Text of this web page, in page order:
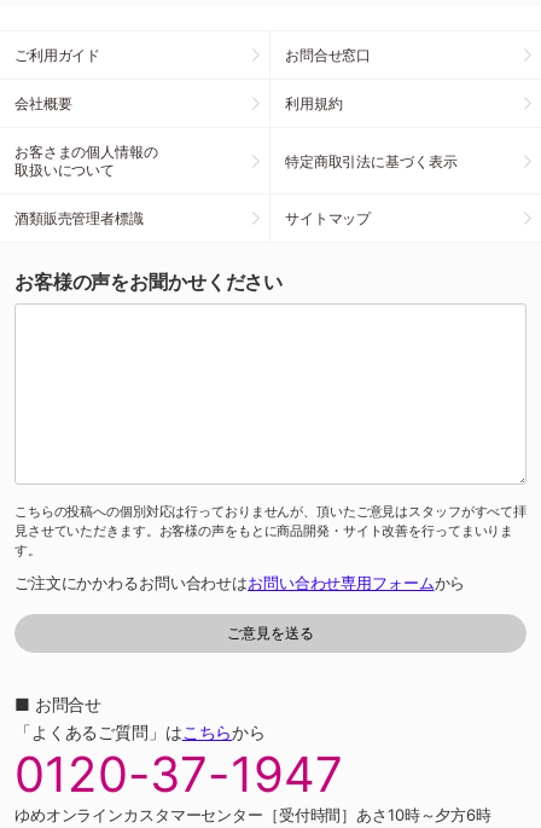
ご利用ガイド お問合せ窓口
会社概要 利用規約
お客さまの個人情報の
取扱いについて
特定商取引法に基づく表示
酒類販売管理者標識 サイトマップ
お客様の声をお聞かせください
こちらの投稿への個別対応は行っておりませんが、頂いたご意見はスタッフがすべて拝
見させていただきます。お客様の声をもとに商品開発・サイト改善を行ってまいりま
す。
ご注文にかかわるお問い合わせはお問い合わせ専用フォームから
■ お問合せ
「よくあるご質問」はこちらから
0120-37-1947
ゆめオンラインカスタマーセンター［受付時間］あさ10時～夕方6時